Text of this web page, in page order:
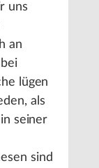
uns
an
lügen
als
seiner
sind